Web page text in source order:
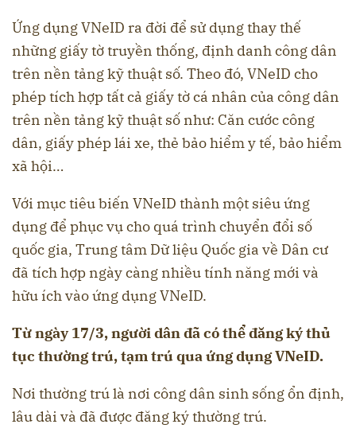
Ứng dụng VNeID ra đời để sử dụng thay thế
những giấy tờ truyền thống, định danh công dân
trên nền tảng kỹ thuật số. Theo đó, VNeID cho
phép tích hợp tất cả giấy tờ cá nhân của công dân
trên nền tảng kỹ thuật số như: Căn cước công
dân, giấy phép lái xe, thẻ bảo hiểm y tế, bảo hiểm
xã hội…
Với mục tiêu biến VNeID thành một siêu ứng
dụng để phục vụ cho quá trình chuyển đổi số
quốc gia, Trung tâm Dữ liệu Quốc gia về Dân cư
đã tích hợp ngày càng nhiều tính năng mới và
hữu ích vào ứng dụng VNeID.
Từ ngày 17/3, người dân đã có thể đăng ký thủ
tục thường trú, tạm trú qua ứng dụng VNeID.
Nơi thường trú là nơi công dân sinh sống ổn định,
lâu dài và đã được đăng ký thường trú.